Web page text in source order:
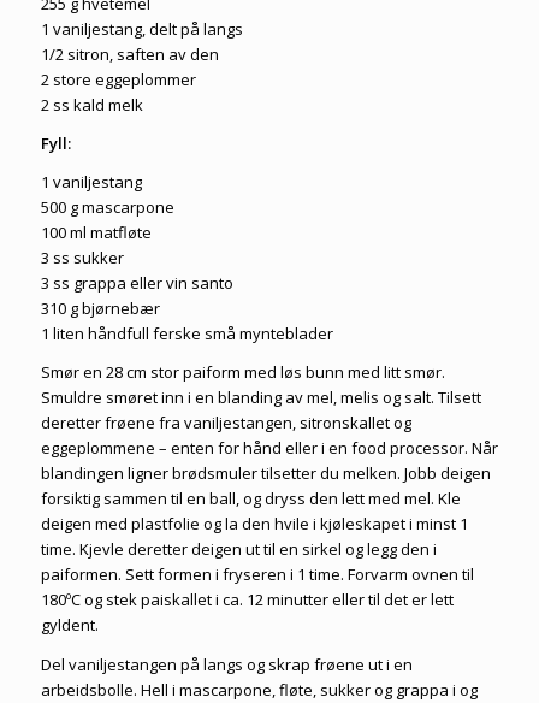
1 vaniljestang, delt på langs
1/2 sitron, saften av den
2 store eggeplommer
2 ss kald melk
Fyll:
1 vaniljestang
500 g mascarpone
100 ml matfløte
3 ss sukker
3 ss grappa eller vin santo
310 g bjørnebær
1 liten håndfull ferske små mynteblader
Smør en 28 cm stor paiform med løs bunn med litt smør.
Smuldre smøret inn i en blanding av mel, melis og salt. Tilsett
deretter frøene fra vaniljestangen, sitronskallet og
eggeplommene – enten for hånd eller i en food processor. Når
blandingen ligner brødsmuler tilsetter du melken. Jobb deigen
forsiktig sammen til en ball, og dryss den lett med mel. Kle
deigen med plastfolie og la den hvile i kjøleskapet i minst 1
time. Kjevle deretter deigen ut til en sirkel og legg den i
paiformen. Sett formen i fryseren i 1 time. Forvarm ovnen til
180ºC og stek paiskallet i ca. 12 minutter eller til det er lett
gyldent.
Del vaniljestangen på langs og skrap frøene ut i en
arbeidsbolle. Hell i mascarpone, fløte, sukker og grappa i og